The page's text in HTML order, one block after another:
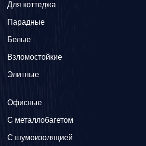
Для коттеджа
Парадные
Белые
Взломостойкие
Элитные
Офисные
C металлобагетом
С шумоизоляцией